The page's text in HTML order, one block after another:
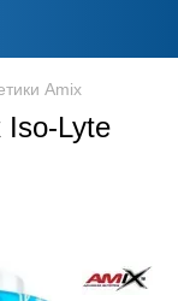
Amix
Iso-Lyte